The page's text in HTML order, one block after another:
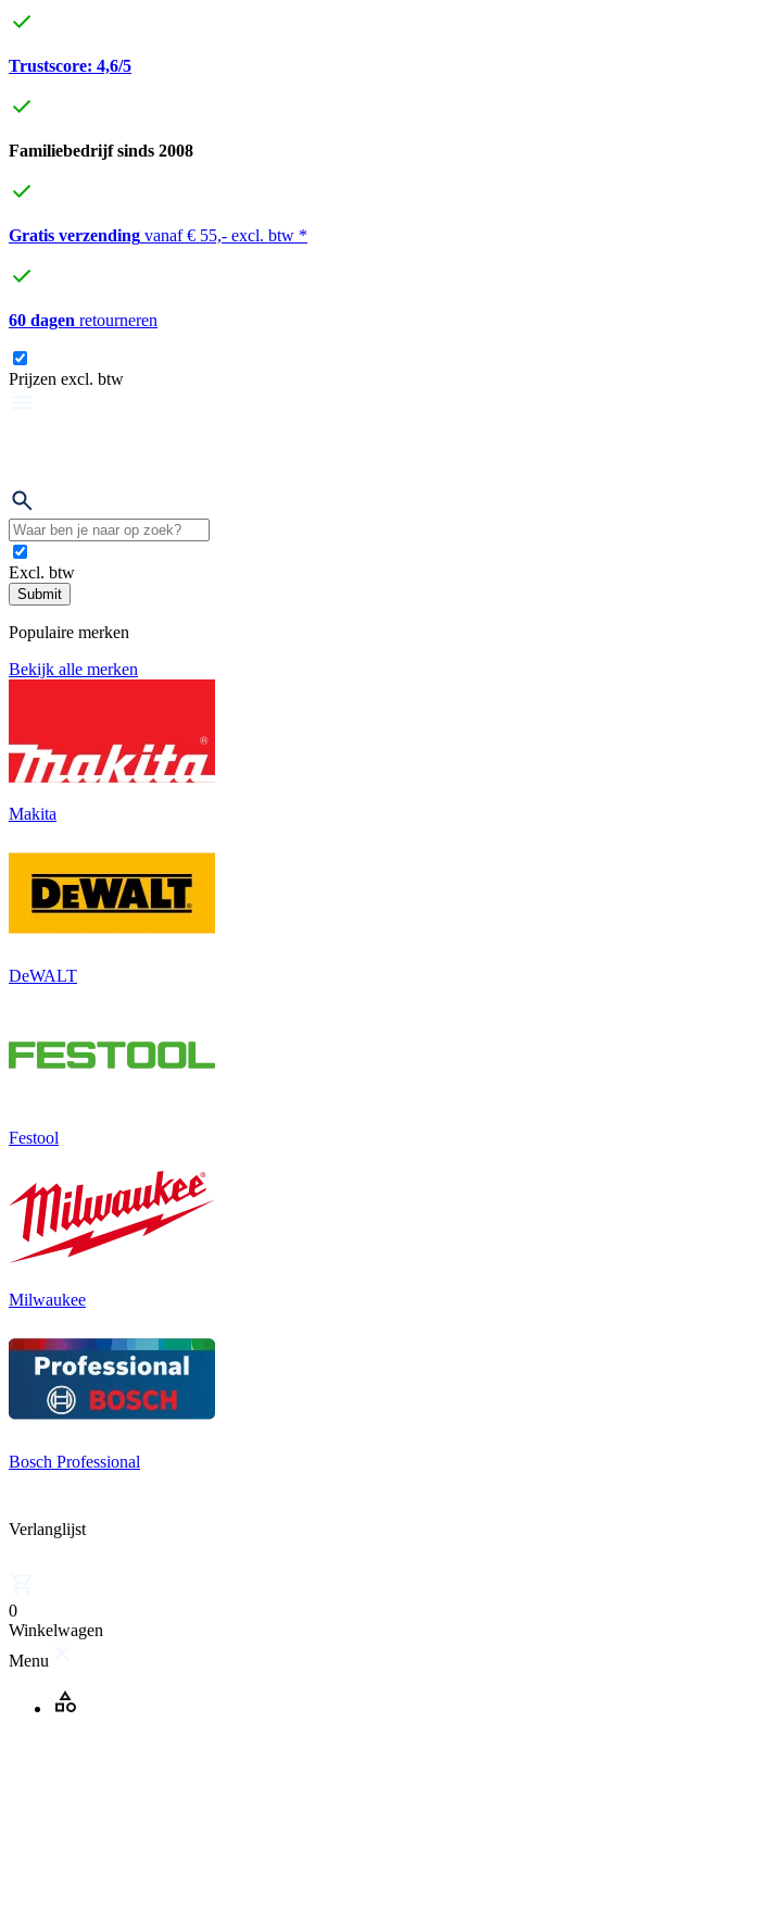
Trustscore: 4,6/5
Familiebedrijf sinds 2008
Gratis verzending vanaf € 55,- excl. btw *
60 dagen retourneren
Prijzen excl. btw
Excl. btw
Submit
Populaire merken
Bekijk alle merken
Makita
DeWALT
Festool
Milwaukee
Bosch Professional
Verlanglijst
0
Winkelwagen
Menu